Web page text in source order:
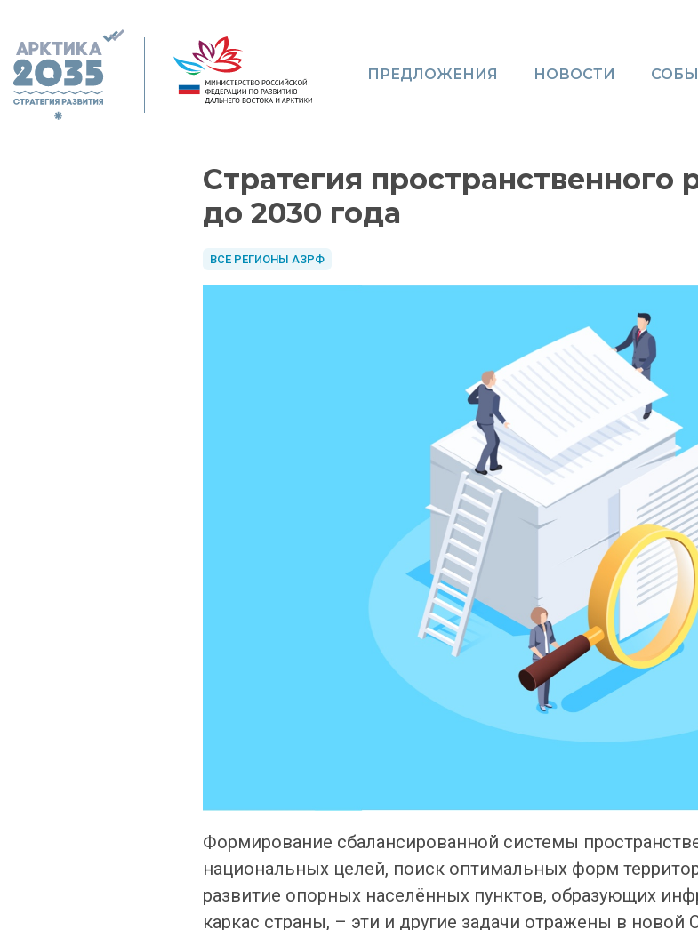
ПРЕДЛОЖЕНИЯ НОВОСТИ
Стратегия пространственного
до 2030 года
ВСЕ РЕГИОНЫ АЗРФ
Формирование сбалансированной системы
национальных целей, поиск оптимальных форм
развитие опорных населённых пунктов, образующих
каркас страны, – эти и другие задачи отражены в новой